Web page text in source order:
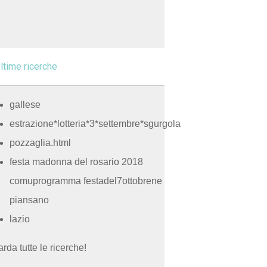
ricerche
gallese
estrazione*lotteria*3*settembre*sgurgola
pozzaglia.html
festa madonna del rosario 2018
comuprogramma festadel7ottobrene
piansano
lazio
tutte le ricerche!